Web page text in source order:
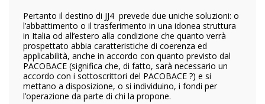
Pertanto il destino di JJ4 prevede due uniche soluzioni: o
l’abbattimento o il trasferimento in una idonea struttura
in Italia od all’estero alla condizione che quanto verrà
prospettato abbia caratteristiche di coerenza ed
applicabilità, anche in accordo con quanto previsto dal
PACOBACE (significa che, di fatto, sarà necessario un
accordo con i sottoscrittori del PACOBACE ?) e si
mettano a disposizione, o si individuino, i fondi per
l’operazione da parte di chi la propone.